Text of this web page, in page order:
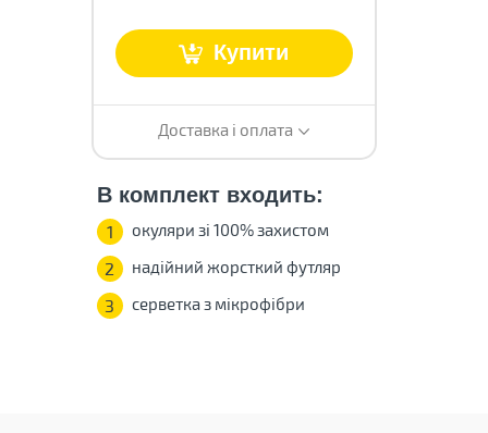
Купити
Доставка і оплата
В комплект входить:
1 окуляри зі 100% захистом
2 надійний жорсткий футляр
3 серветка з мікрофібри